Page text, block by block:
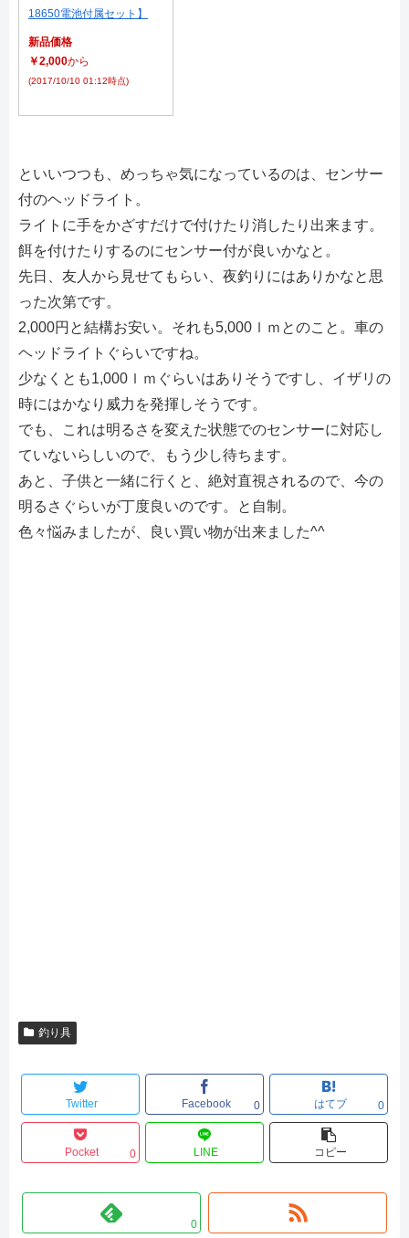
18650電池付属セット】
新品価格
￥2,000から
(2017/10/10 01:12時点)
といいつつも、めっちゃ気になっているのは、センサー
付のヘッドライト。
ライトに手をかざすだけで付けたり消したり出来ます。
餌を付けたりするのにセンサー付が良いかなと。
先日、友人から見せてもらい、夜釣りにはありかなと思
った次第です。
2,000円と結構お安い。それも5,000ｌｍとのこと。車の
ヘッドライトぐらいですね。
少なくとも1,000ｌｍぐらいはありそうですし、イザリの
時にはかなり威力を発揮しそうです。
でも、これは明るさを変えた状態でのセンサーに対応し
ていないらしいので、もう少し待ちます。
あと、子供と一緒に行くと、絶対直視されるので、今の
明るさぐらいが丁度良いのです。と自制。
色々悩みましたが、良い買い物が出来ました^^
釣り具
Twitter Facebook 0 はてブ 0
Pocket 0 LINE コピー
0